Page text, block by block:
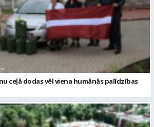
ceļā dodas vēl viena humānās palīdzības